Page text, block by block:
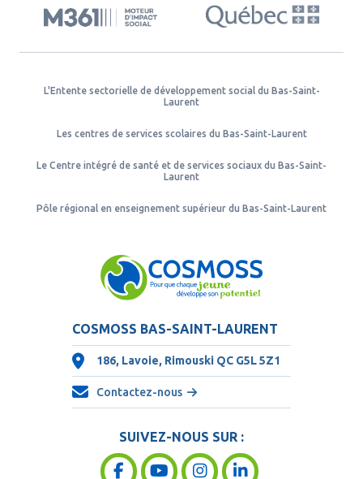
L'Entente sectorielle de développement social du Bas-Saint-
Laurent
Les centres de services scolaires du Bas-Saint-Laurent
Le Centre intégré de santé et de services sociaux du Bas-Saint-
Laurent
Pôle régional en enseignement supérieur du Bas-Saint-Laurent
COSMOSS BAS-SAINT-LAURENT
186, Lavoie, Rimouski QC G5L 5Z1
Contactez-nous
SUIVEZ-NOUS SUR :